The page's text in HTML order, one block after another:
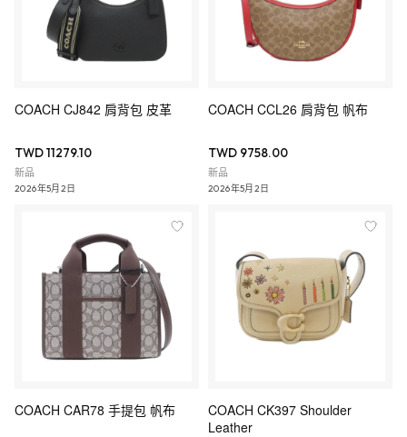
COACH CJ842 肩背包 皮革
TWD 11279.10
新品
2026年5月2日
COACH CCL26 肩背包 帆布
TWD 9758.00
新品
2026年5月2日
COACH CAR78 手提包 帆布
COACH CK397 Shoulder
Leather